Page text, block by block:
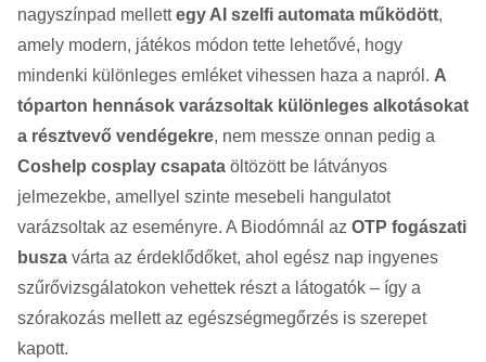
nagyszínpad mellettegy AI szelfi automata működött,
amely modern, játékos módon tette lehetővé, hogy
mindenki különleges emléket vihessen haza a napról. A
tóparton hennások varázsoltak különleges alkotásokat
a résztvevő vendégekre, nem messze onnan pedig a
Coshelp cosplay csapata öltözött be látványos
jelmezekbe, amellyel szinte mesebeli hangulatot
varázsoltak az eseményre. A Biodómnál az OTP fogászati
busza várta az érdeklődőket, ahol egész nap ingyenes
szűrővizsgálatokon vehettek részt a látogatók – így a
szórakozás mellett az egészségmegőrzés is szerepet
kapott.